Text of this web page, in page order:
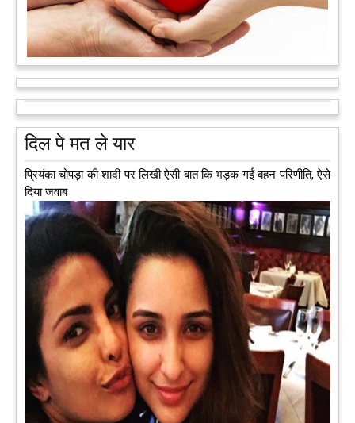
मरते-मरते भी तीन लोगों को नई जिंदगी दे गई 13 वर्षीय लड़की
कुछ लोग मौत जैसी खौफनाक हकीकत को भी खूबसूरत मोड़ दे जाते हैं। वह
मरने के बाद भी इस धरती पर अपने आप को जीवित छोड़ ज़ाते हैं। दुनिया
को अलविदा कह चुकी 13 वर्षीय लड़की के अंगदान से 3 जरूरतमंद लोगों
को नई जिंदगी मिल गई।आगे पढ़ें
अब एक आइडिया बदलेगा हिमाचल के युवाओं की किस्मत, जानिए कैसे
हमीरपुर में अब एक आइडिया युवाओं की किस्मत बदलने जा रहा है। भारत
सरकार के स्टार्टअप मिशन के तहत सबंधित टीम मोबाइल वैन के जरिए पूरे
देश के कोने-कोने में घूमकर नए स्टार्ट अप स्थापित करने की चाह रखने
वाले युवाओं से संपर्क कर रही है।आगे पढ़ें
दिल पे मत ले यार
प्रियंका चोपड़ा की शादी पर लिखी ऐसी बात कि भड़क गईं बहन परिणीति, ऐसे
दिया जवाब